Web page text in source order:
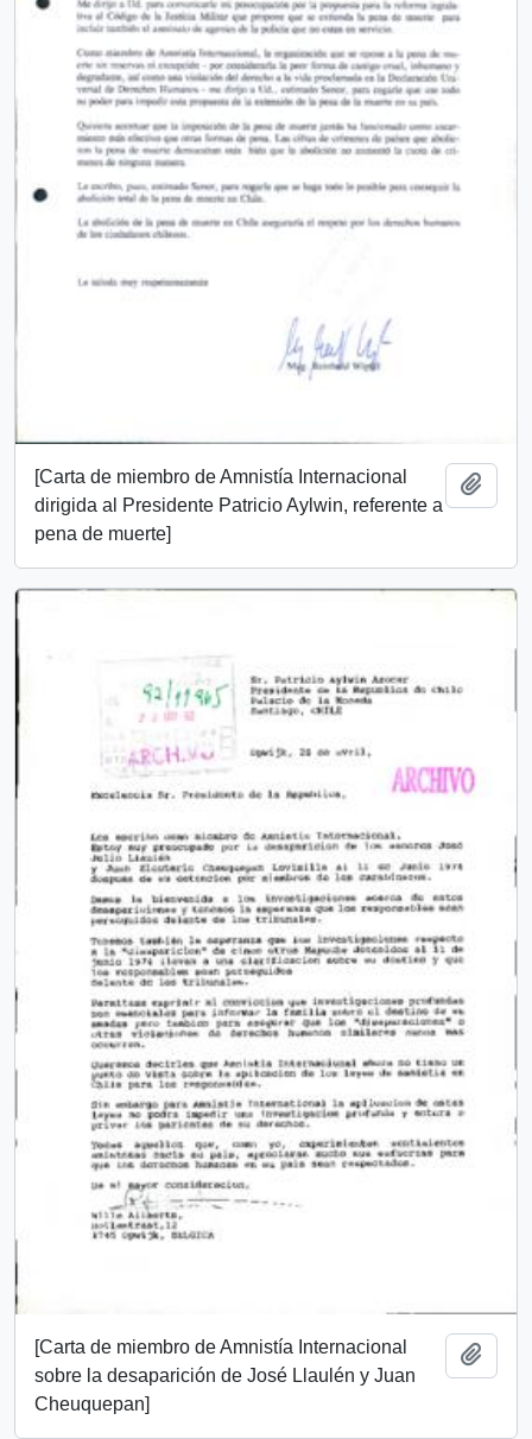
[Carta de miembro de Amnistía Internacional
dirigida al Presidente Patricio Aylwin, referente a
pena de muerte]
[Carta de miembro de Amnistía Internacional
sobre la desaparición de José Llaulén y Juan
Cheuquepan]